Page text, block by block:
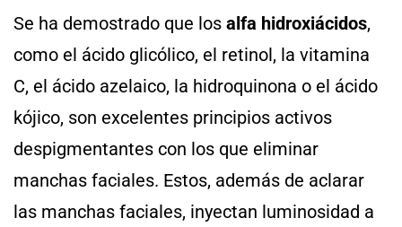
Se ha demostrado que los alfa hidroxiácidos,
como el ácido glicólico, el retinol, la vitamina
C, el ácido azelaico, la hidroquinona o el ácido
kójico, son excelentes principios activos
despigmentantes con los que eliminar
manchas faciales. Estos, además de aclarar
las manchas faciales, inyectan luminosidad a